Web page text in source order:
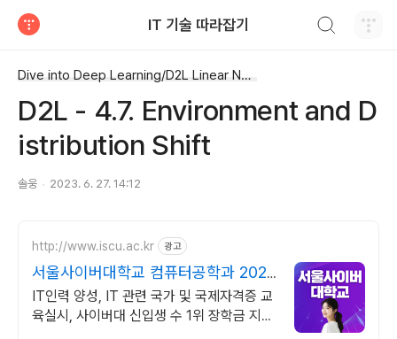
IT 기술 따라잡기
Dive into Deep Learning/D2L Linear Neural Networks
D2L - 4.7. Environment and D
istribution Shift
솔웅 2023. 6. 27. 14:12
http://www.iscu.ac.kr 광고
서울사이버대학교 컴퓨터공학과 2026
가을학기 신편입생
IT인력 양성, IT 관련 국가 및 국제자격증 교
육실시, 사이버대 신입생 수 1위 장학금 지급